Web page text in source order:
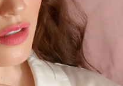
Mina beställningar
Mina adresser
prenumerationer
Português
Русский
繁體中文